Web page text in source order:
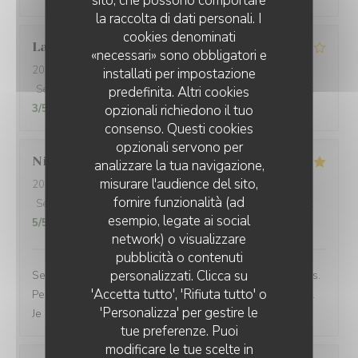
la raccolta di dati personali. I
cookies denominati
«necessari» sono obbligatori e
installati per impostazione
predefinita. Altri cookies
opzionali richiedono il tuo
consenso. Questi cookies
opzionali servono per
analizzare la tua navigazione,
misurare l'audience del sito,
fornire funzionalità (ad
esempio, legate ai social
network) o visualizzare
pubblicità o contenuti
personalizzati. Clicca su
'Accetta tutto', 'Rifiuta tutto' o
'Personalizza' per gestire le
tue preferenze. Puoi
modificare le tue scelte in
Laure
2026-06-23
- 18:30 - Ospiti 2
Servizio
Atmosfera: 4/5 Cucina:4/5 Qualità / Prezzo
:
3/5
Nicolas
2026-06-23
- 12:45 - Ospiti 2
Servizio
Atmosfera :5/5 Cucina:5 /5 Qualità / Prezzo
5/5
Service rapide pour une pause déjeuner entre collègues.
Personnel agréable et efficace. Le plat du jour était bon.
Je recommande cet établissement